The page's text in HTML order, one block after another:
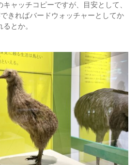
キャッチコピーですが、目安として、
きればバードウォッチャーとしてか
とか。